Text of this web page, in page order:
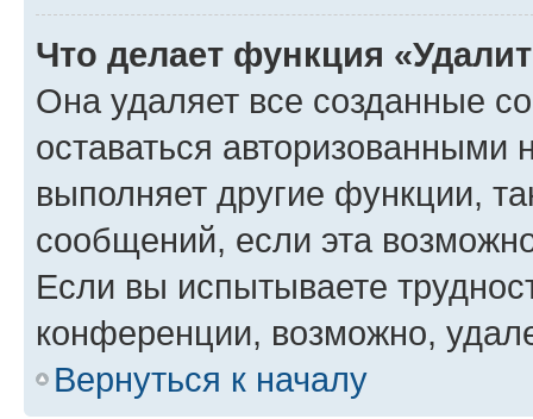
Что делает функция
Она удаляет все созданные
оставаться авторизованными
выполняет другие функции,
сообщений, если эта
Если вы испытываете
конференции, возможно,
Вернуться к началу